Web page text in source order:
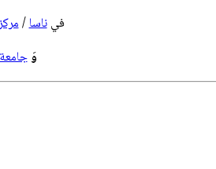
فيناسا/
وَ